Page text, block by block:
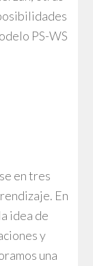
PS-WS
en tres
En
idea de
y
una